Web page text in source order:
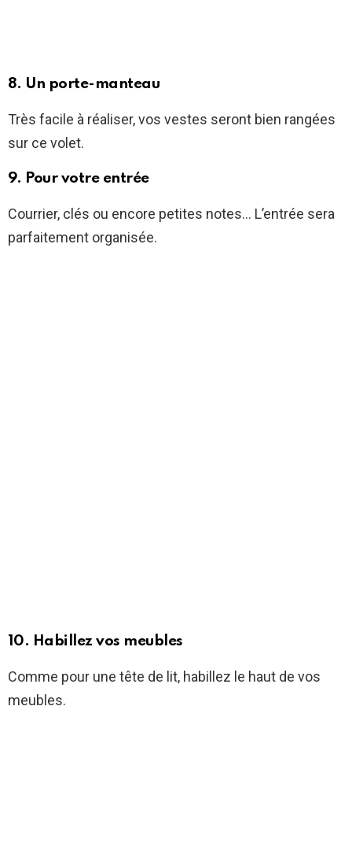
8. Un porte-manteau
Très facile à réaliser, vos vestes seront bien rangées
sur ce volet.
9. Pour votre entrée
Courrier, clés ou encore petites notes… L’entrée sera
parfaitement organisée.
10. Habillez vos meubles
Comme pour une tête de lit, habillez le haut de vos
meubles.